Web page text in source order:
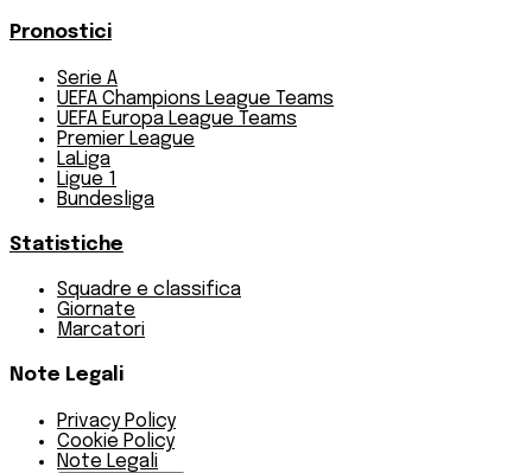
Pronostici
Serie A
UEFA Champions League Teams
UEFA Europa League Teams
Premier League
LaLiga
Ligue 1
Bundesliga
Statistiche
Squadre e classifica
Giornate
Marcatori
Note Legali
Privacy Policy
Cookie Policy
Note Legali